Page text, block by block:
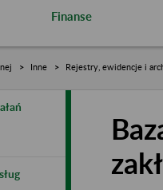
Finanse
Inne Rejestry, ewidencje i